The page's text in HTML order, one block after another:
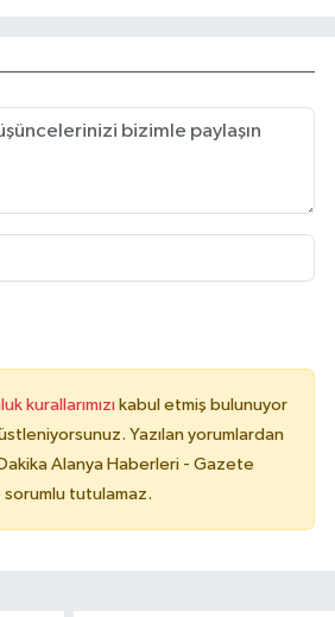
kurallarımızı kabul etmiş bulunuyor
Yazılan yorumlardan
Alanya Haberleri - Gazete
tutulamaz.